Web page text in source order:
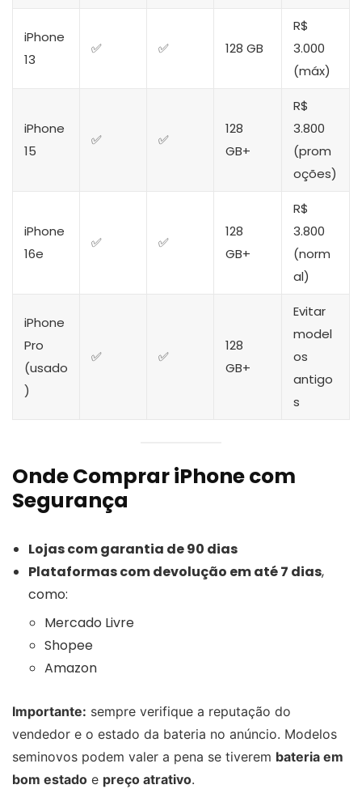
iPhone
13
✅ ✅ 128 GB
R$
3.000
(máx)
iPhone
15
✅ ✅
128
GB+
R$
3.800
(prom
oções)
iPhone
16e
✅ ✅
128
GB+
R$
3.800
(norm
al)
iPhone
Pro
(usado
)
✅ ✅
128
GB+
Evitar
model
os
antigo
s
Onde Comprar iPhone com
Segurança
Lojas com garantia de 90 dias
Plataformas com devolução em até 7 dias,
como:
Mercado Livre
Shopee
Amazon
Importante: sempre verifique a reputação do
vendedor e o estado da bateria no anúncio. Modelos
seminovos podem valer a pena se tiverem bateria em
bom estado e preço atrativo.